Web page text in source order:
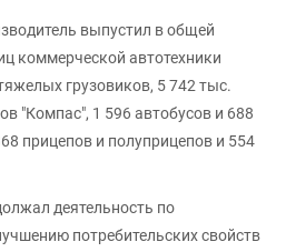
выпустил в общей
коммерческой автотехники
грузовиков, 5 742 тыс.
"Компас", 1 596 автобусов и 688
прицепов и полуприцепов и 554
деятельность по
потребительских свойств